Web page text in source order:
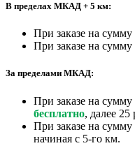
В пределах МКАД + 5 км:
При заказе на
При заказе на
За пределами МКАД:
При заказе на
бесплатно, далее 25
При заказе на
начиная с 5-го км.